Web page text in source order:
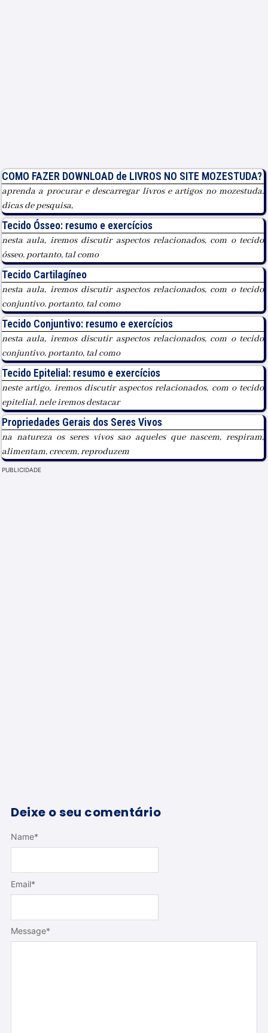
COMO FAZER DOWNLOAD de LIVROS NO SITE MOZESTUDA?
aprenda a procurar e descarregar livros e artigos no mozestuda.
dicas de pesquisa,
Tecido Ósseo: resumo e exercícios
nesta aula, iremos discutir aspectos relacionados, com o tecido
ósseo. portanto, tal como
Tecido Cartilagíneo
nesta aula, iremos discutir aspectos relacionados, com o tecido
conjuntivo. portanto, tal como
Tecido Conjuntivo: resumo e exercícios
nesta aula, iremos discutir aspectos relacionados, com o tecido
conjuntivo. portanto, tal como
Tecido Epitelial: resumo e exercícios
neste artigo, iremos discutir aspectos relacionados, com o tecido
epitelial. nele iremos destacar
Propriedades Gerais dos Seres Vivos
na natureza os seres vivos sao aqueles que nascem, respiram,
alimentam, crecem, reproduzem
PUBLICIDADE
Deixe o seu comentário
Message*
Name*
Email*